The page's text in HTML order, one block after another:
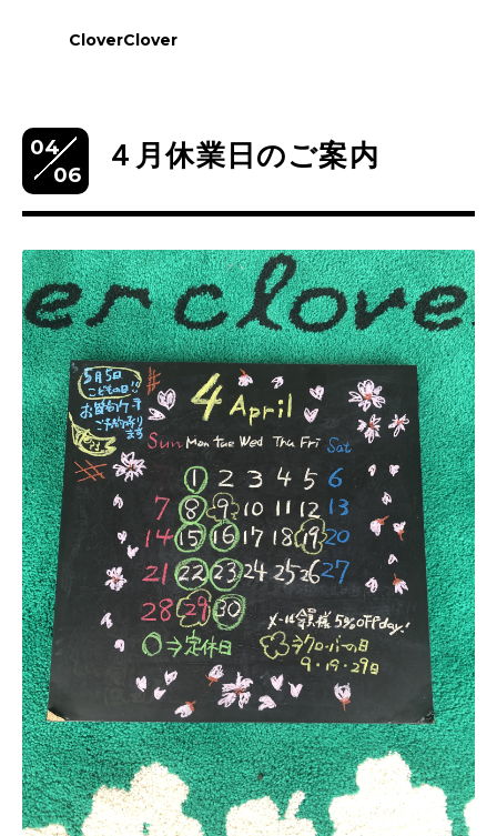
CloverClover
04
06
４月休業日のご案内